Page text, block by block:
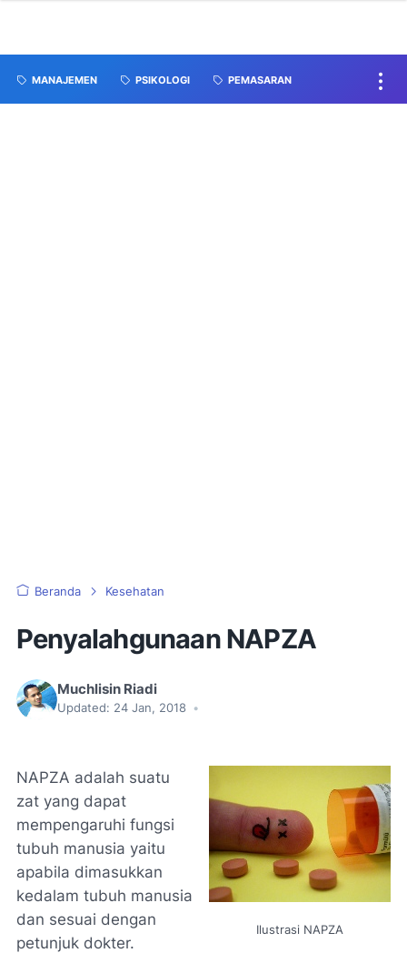
MANAJEMEN PSIKOLOGI PEMASARAN
Beranda Kesehatan
Penyalahgunaan NAPZA
Muchlisin Riadi
Updated: 24 Jan, 2018 •
Ilustrasi NAPZA
NAPZA adalah suatu
zat yang dapat
mempengaruhi fungsi
tubuh manusia yaitu
apabila dimasukkan
kedalam tubuh manusia
dan sesuai dengan
petunjuk dokter.